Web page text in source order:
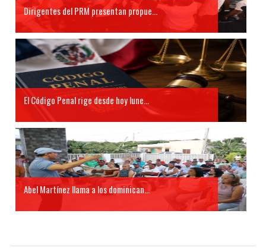
Dirigentes del PRM presentan propue...
El Código Penal rige desde hoy lune...
Abel Martínez llama a los dominican...